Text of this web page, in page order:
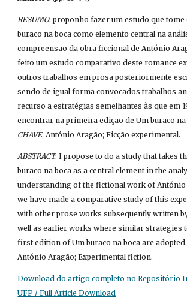
RESUMO: proponho fazer um estudo que tome
buraco na boca como elemento central na
compreensão da obra ficcional de António
feito um estudo comparativo deste romance
outros trabalhos em prosa posteriormente
sendo de igual forma convocados trabalhos
recurso a estratégias semelhantes às que em
encontrar na primeira edição de Um buraco
CHAVE: António Aragão; Ficção experimental.
ABSTRACT: I propose to do a study that takes
buraco na boca as a central element in the
understanding of the fictional work of António
we have made a comparative study of this
with other prose works subsequently written
well as earlier works where similar strategies
first edition of Um buraco na boca are
António Aragão; Experimental fiction.
Download do artigo completo no Repositório
UFP / Full Article Download